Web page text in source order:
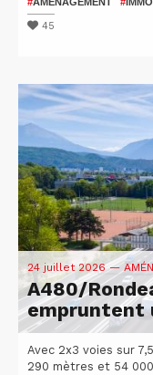
45
#SANTÉ
#VÉLO
24 juillet 2026—
A480/
empruntent
Avec 2x3 voies sur
290 mètres et 54